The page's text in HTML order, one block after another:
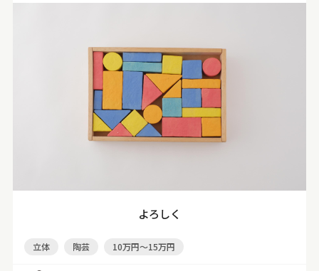
よろしく
立体 陶芸 10万円～15万円